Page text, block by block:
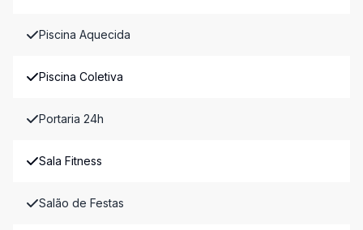
Piscina Aquecida
Piscina Coletiva
Portaria 24h
Sala Fitness
Salão de Festas